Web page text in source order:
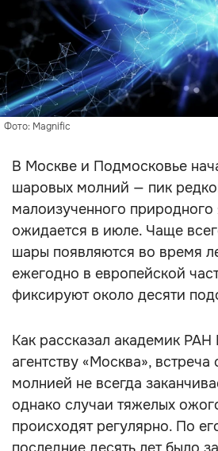
Фото: Magnific
В Москве и Подмосковье
шаровых молний — пик
малоизученного природного
ожидается в июле. Чаще
шары появляются во время
ежегодно в европейской
фиксируют около десяти
Как рассказал академик
агентству «Москва»,
молнией не всегда
однако случаи тяжелых
происходят регулярно. По